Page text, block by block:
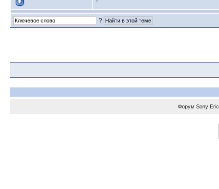
?
Форум Sony